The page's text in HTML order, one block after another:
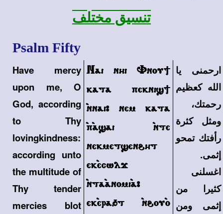
تنسيق مختلف
Psalm Fifty
Have mercy
upon me, O
God, according
to Thy
lovingkindness:
according unto
the multitude of
Thy tender
mercies blot
Nai nhi Vnou;
kata pekni];
`nnai> nem kata
`p`a]ai `nte
nekmet]en\ht
ek`ecwlj
`nta`anomi`a>
ek`era't `n\ou`o
ارحمنى يا
الله كعظيم
رحمتك،
ومثل كثرة
رأفتك تمحو
إثمى.
اغسلنى
كثيرا من
إثمى ومن